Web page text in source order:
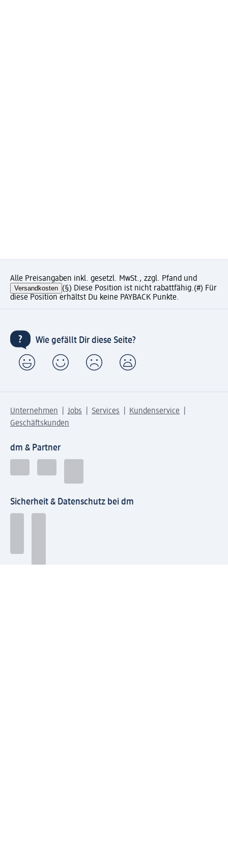
Alle Preisangaben inkl. gesetzl. MwSt., zzgl. Pfand und
Versandkosten (§) Diese Position ist nicht rabattfähig.(#) Für
diese Position erhältst Du keine PAYBACK Punkte.
Wie gefällt Dir diese Seite?
Unternehmen Jobs Services
Kundenservice
Geschäftskunden
dm & Partner
Sicherheit & Datenschutz bei dm